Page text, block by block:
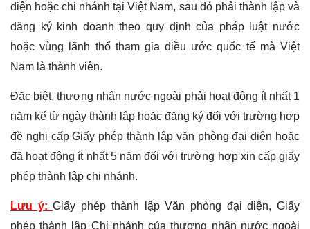
diện hoặc chi nhánh tại Việt Nam, sau đó phải thành lập và
đăng ký kinh doanh theo quy định của pháp luật nước
hoặc vùng lãnh thổ tham gia điều ước quốc tế mà Việt
Nam là thành viên.
Đặc biệt, thương nhân nước ngoài phải hoạt động ít nhất 1
năm kể từ ngày thành lập hoặc đăng ký đối với trường hợp
đề nghị cấp Giấy phép thành lập văn phòng đại diện hoặc
đã hoạt động ít nhất 5 năm đối với trường hợp xin cấp giấy
phép thành lập chi nhánh.
Lưu ý:Giấy phép thành lập Văn phòng đại diện, Giấy
phép thành lập Chi nhánh của thương nhân nước ngoài